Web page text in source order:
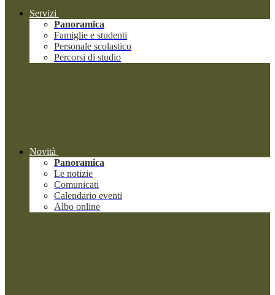
Servizi
Panoramica
Famiglie e studenti
Personale scolastico
Percorsi di studio
Novità
Panoramica
Le notizie
Comunicati
Calendario eventi
Albo online